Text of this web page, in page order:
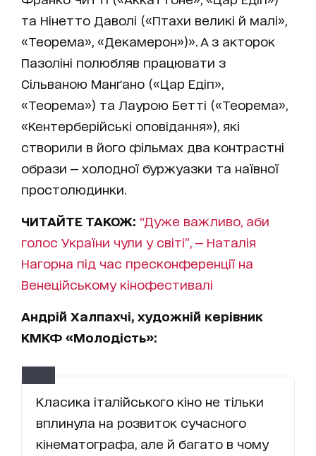
та Нінетто Даволі («Птахи великі й малі»,
«Теорема», «Декамерон»)». А з акторок
Пазоліні полюбляв працювати з
Сільваною Манґано («Цар Едіп»,
«Теорема») та Лаурою Бетті («Теорема»,
«Кентерберійські оповідання»), які
створили в його фільмах два контрастні
образи — холодної буржуазки та наївної
простолюдинки.
ЧИТАЙТЕ ТАКОЖ: “Дуже важливо, аби
голос України чули у світі”, — Наталія
Нагорна під час пресконференції на
Венеційському кінофестивалі
Андрій Халпахчі, художній керівник
КМКФ «Молодість»:
Класика італійського кіно не тільки
вплинула на розвиток сучасного
кінематографа, але й багато в чому